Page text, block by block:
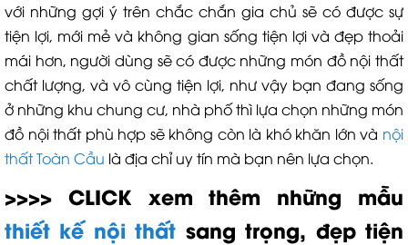
với những gợi ý trên chắc chắn gia chủ sẽ có được sự
tiện lợi, mới mẻ và không gian sống tiện lợi và đẹp thoải
mái hơn, người dùng sẽ có được những món đồ nội thất
chất lượng, và vô cùng tiện lợi, như vậy bạn đang sống
ở những khu chung cư, nhà phố thì lựa chọn những món
đồ nội thất phù hợp sẽ không còn là khó khăn lớn và nội
thất Toàn Cầu là địa chỉ uy tín mà bạn nên lựa chọn.
>>>> CLICK xem thêm những mẫu
thiết kế nội thất sang trọng, đẹp tiện